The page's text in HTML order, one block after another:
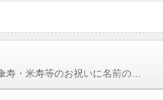
還暦・古希・喜寿・傘寿・米寿等のお祝いに名前の詩を